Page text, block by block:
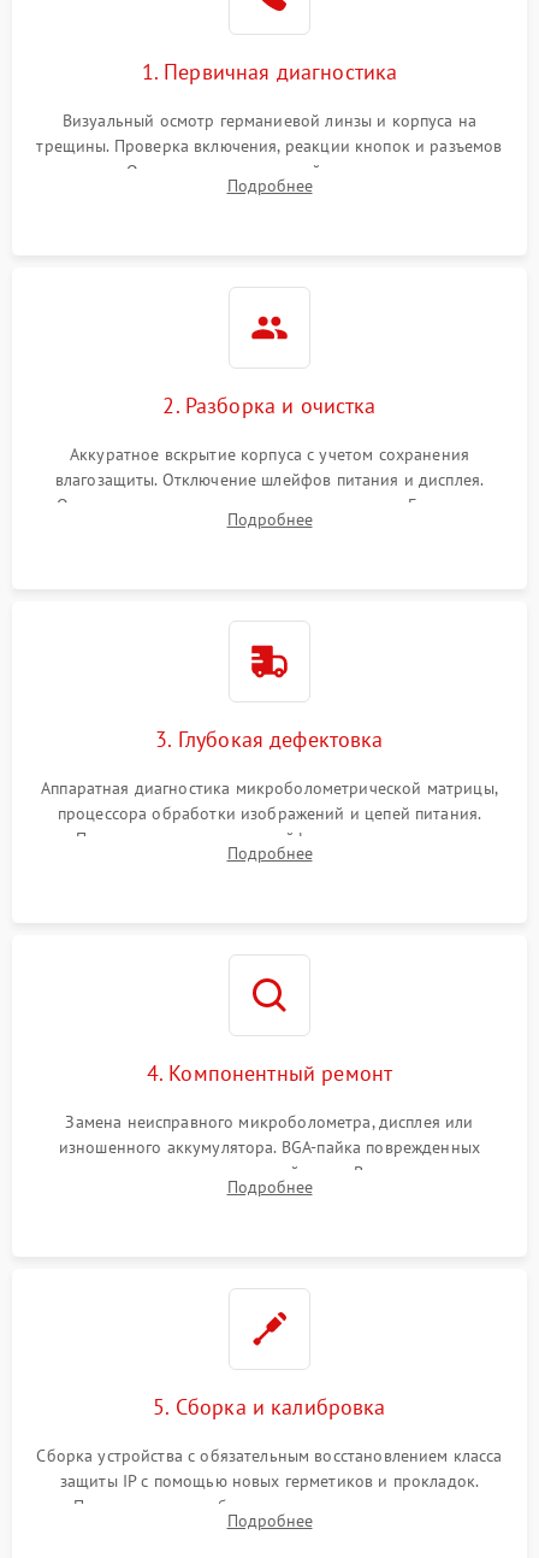
1. Первичная диагностика
Визуальный осмотр германиевой линзы и корпуса на
трещины. Проверка включения, реакции кнопок и разъемов
зарядки. Оценка вывода тепловой сигнатуры на экран,
проверка базовых функций и считывание системных
Подробнее
2. Разборка и очистка
Аккуратное вскрытие корпуса с учетом сохранения
влагозащиты. Отключение шлейфов питания и дисплея.
Очистка внутренних плат от окислов и пыли. Бережная
обработка германиевого объектива специализированными
Подробнее
3. Глубокая дефектовка
Аппаратная диагностика микроболометрической матрицы,
процессора обработки изображений и цепей питания.
Проверка целостности шлейфов, модуля памяти и
интерфейсов связи. Выявление сгоревших SMD-компонентов
Подробнее
4. Компонентный ремонт
Замена неисправного микроболометра, дисплея или
изношенного аккумулятора. BGA-пайка поврежденных
контроллеров на материнской плате. Восстановление
разъемов и кнопок, замена поврежденных элементов
Подробнее
5. Сборка и калибровка
Сборка устройства с обязательным восстановлением класса
защиты IP с помощью новых герметиков и прокладок.
Программная калибровка матрицы по эталонному
абсолютно черному телу для точного измерения температур.
Подробнее